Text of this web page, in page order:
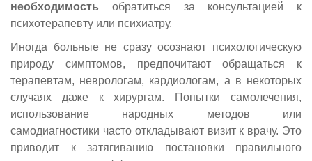
необходимость обратиться за консультацией к
психотерапевту или психиатру.
Иногда больные не сразу осознают психологическую
природу симптомов, предпочитают обращаться к
терапевтам, неврологам, кардиологам, а в некоторых
случаях даже к хирургам. Попытки самолечения,
использование народных методов или
самодиагностики часто откладывают визит к врачу. Это
приводит к затягиванию постановки правильного